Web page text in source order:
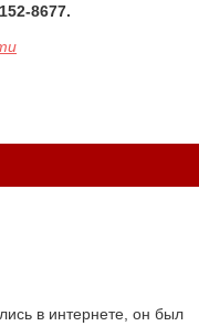
8677.
в интернете, он был